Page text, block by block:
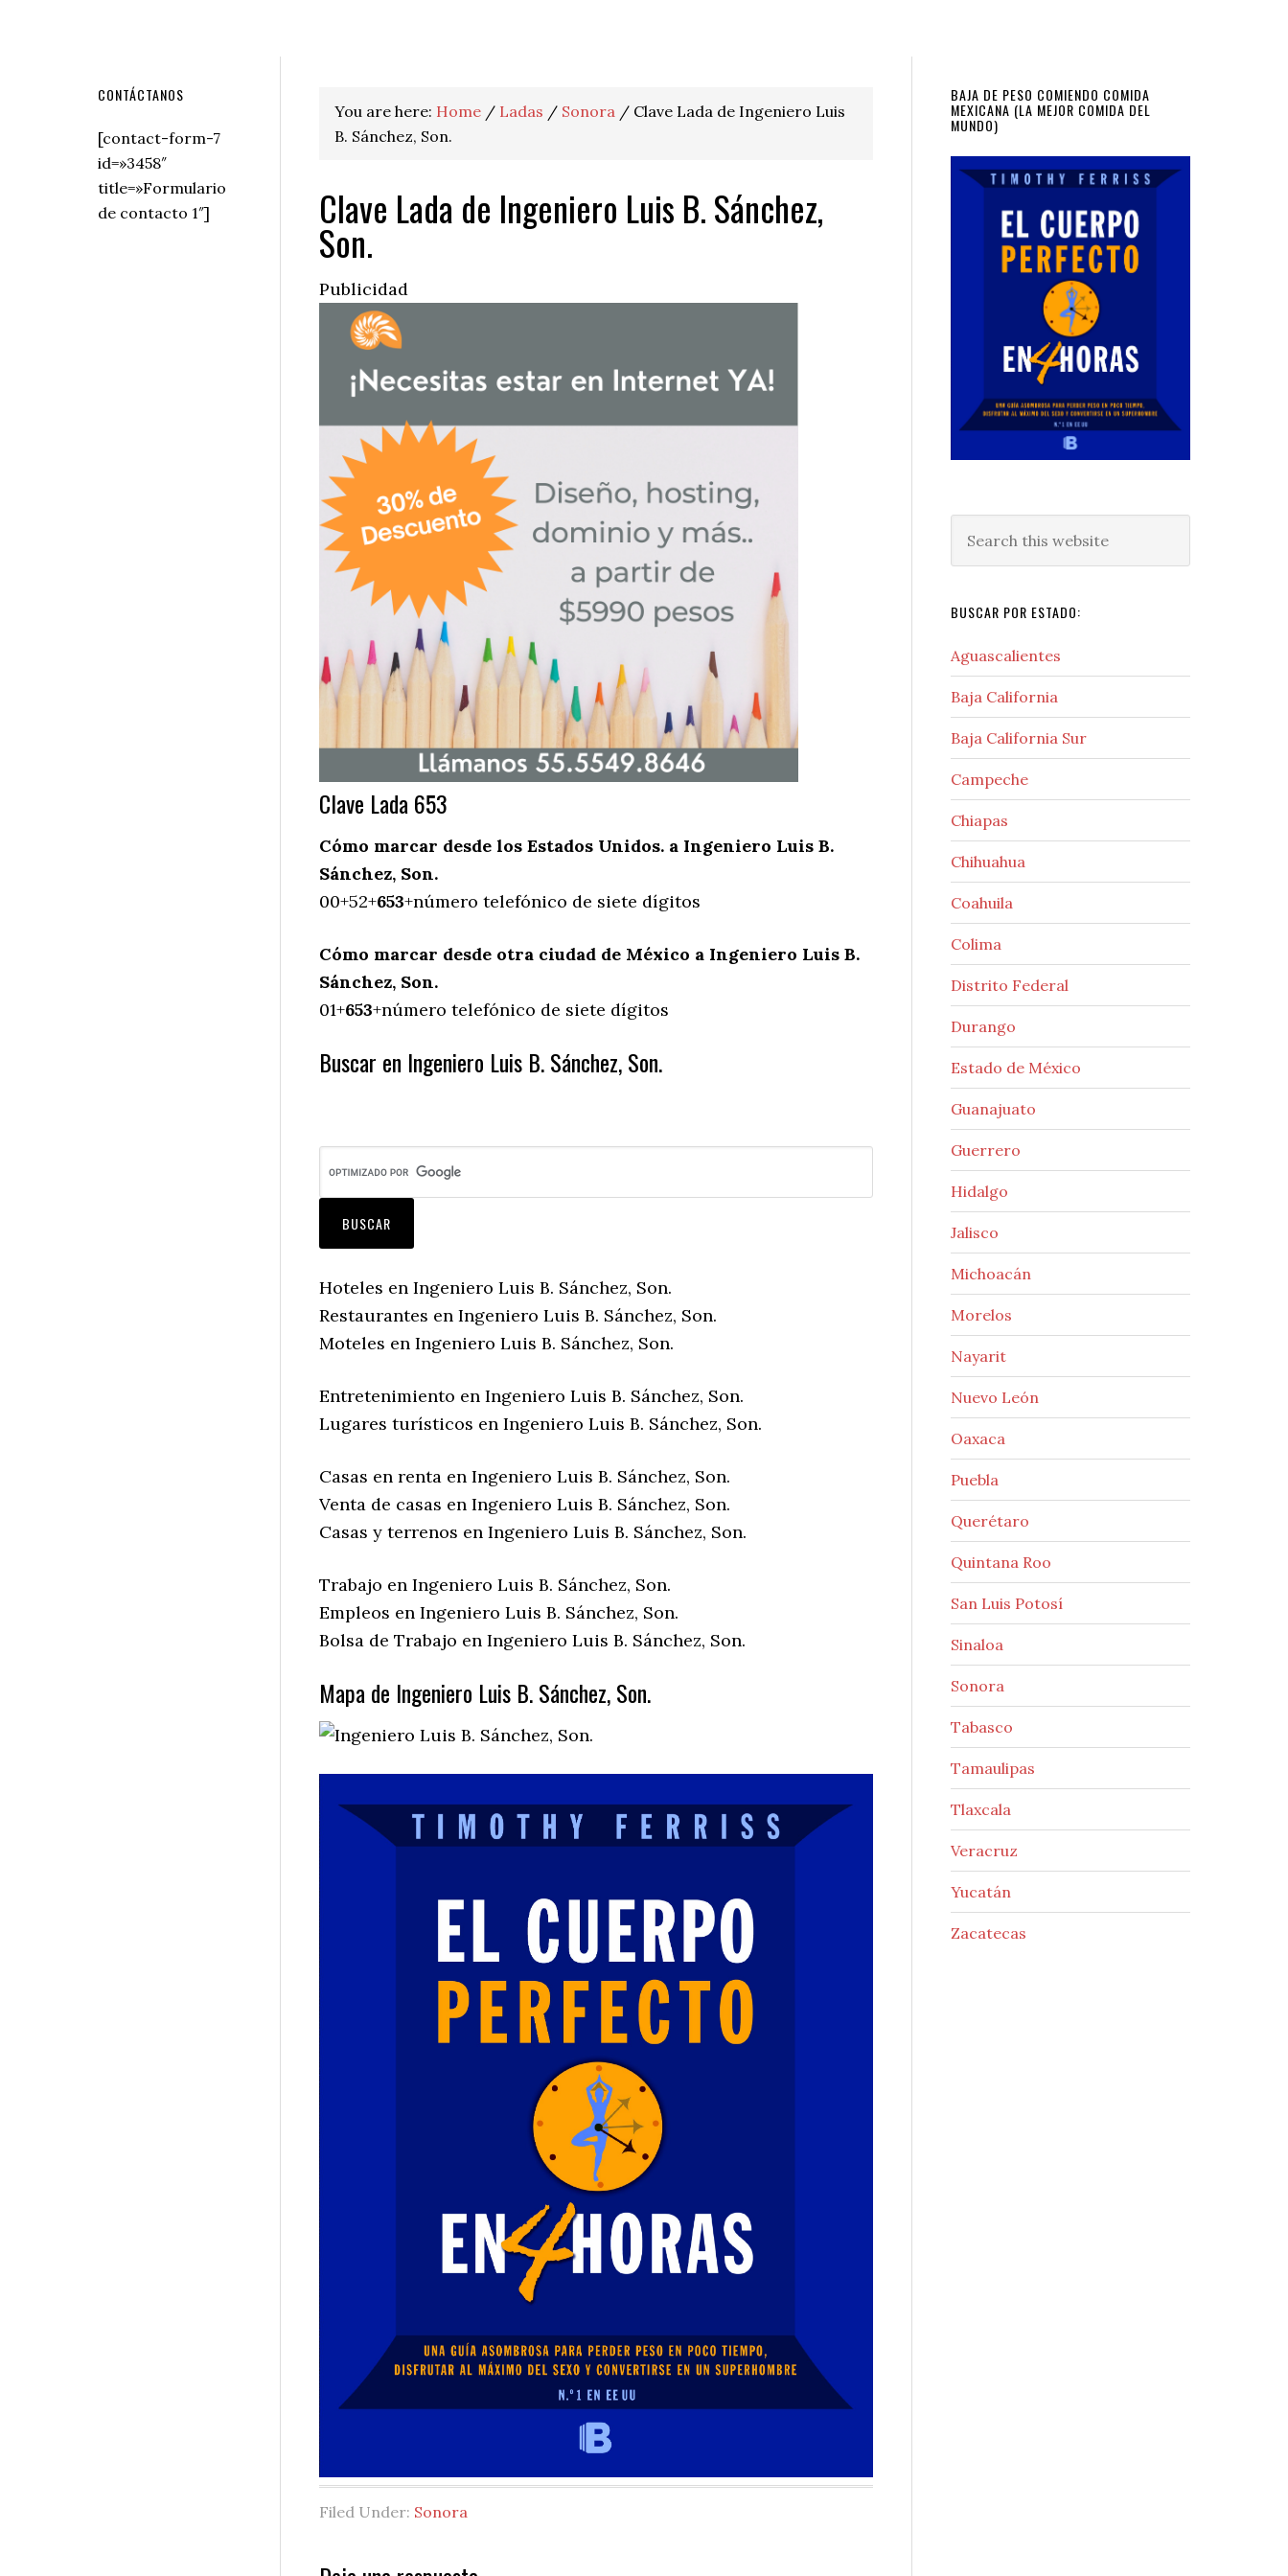
You are here: Home / Ladas / Sonora / Clave Lada de Ingeniero Luis
B. Sánchez, Son.
Clave Lada de Ingeniero Luis B. Sánchez,
Son.
Publicidad
Clave Lada 653
Cómo marcar desde los Estados Unidos. a Ingeniero Luis B.
Sánchez, Son.
00+52+653+número telefónico de siete dígitos
Cómo marcar desde otra ciudad de México a Ingeniero Luis B.
Sánchez, Son.
01+653+número telefónico de siete dígitos
Buscar en Ingeniero Luis B. Sánchez, Son.
Hoteles en Ingeniero Luis B. Sánchez, Son.
Restaurantes en Ingeniero Luis B. Sánchez, Son.
Moteles en Ingeniero Luis B. Sánchez, Son.
Entretenimiento en Ingeniero Luis B. Sánchez, Son.
Lugares turísticos en Ingeniero Luis B. Sánchez, Son.
Casas en renta en Ingeniero Luis B. Sánchez, Son.
Venta de casas en Ingeniero Luis B. Sánchez, Son.
Casas y terrenos en Ingeniero Luis B. Sánchez, Son.
Trabajo en Ingeniero Luis B. Sánchez, Son.
Empleos en Ingeniero Luis B. Sánchez, Son.
Bolsa de Trabajo en Ingeniero Luis B. Sánchez, Son.
Mapa de Ingeniero Luis B. Sánchez, Son.
Filed Under: Sonora
Primary
Sidebar
BAJA DE PESO COMIENDO COMIDA
MEXICANA (LA MEJOR COMIDA DEL
MUNDO)
this
BUSCAR POR ESTADO:
Aguascalientes
Baja California
Baja California Sur
Campeche
Chiapas
Chihuahua
Coahuila
Colima
Distrito Federal
Durango
Estado de México
Guanajuato
Guerrero
Hidalgo
Jalisco
Michoacán
Morelos
Nayarit
Nuevo León
Oaxaca
Puebla
Querétaro
Quintana Roo
San Luis Potosí
Sinaloa
Sonora
Tabasco
Tamaulipas
Tlaxcala
Veracruz
Yucatán
Zacatecas
Secondary
Sidebar
CONTÁCTANOS
[contact-form-7
id=»3458″
title=»Formulario
de contacto 1″]